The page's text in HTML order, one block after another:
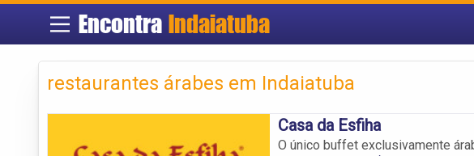
EncontraIndaiatuba
restaurantes árabes em Indaiatuba
Casa da Esfiha
O único buffet exclusivamente